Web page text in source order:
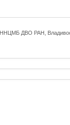
ДВО РАН,